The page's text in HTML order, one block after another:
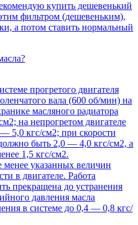
купить дешевенький
фильтром (дешевеньким),
а потом ставить нормальный
прогретого двигателя
вала (600 об/мин) на
масляного радиатора
на непрогретом двигателе
5,0 кгс/см2; при скорости
быть 2,0 — 4,0 кгс/см2, а
1,5 кгс/см2.
менее указанных величин
в двигателе. Работа
прекращена до устранения
давления масла
в системе до 0,4 — 0,8 кгс/